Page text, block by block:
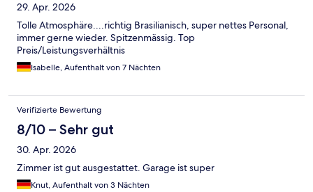
29. Apr. 2026
Tolle Atmosphäre....richtig Brasilianisch, super nettes Personal,
immer gerne wieder. Spitzenmässig. Top
Preis/Leistungsverhältnis
Isabelle, Aufenthalt von 7 Nächten
Verifizierte Bewertung
8/10 – Sehr gut
30. Apr. 2026
Zimmer ist gut ausgestattet. Garage ist super
Knut, Aufenthalt von 3 Nächten